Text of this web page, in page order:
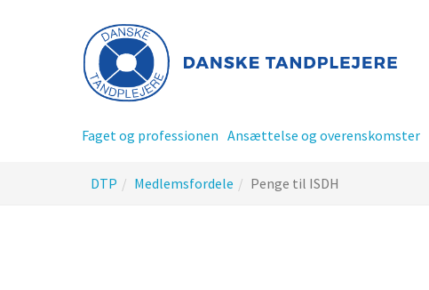
Faget og professionen Ansættelse og overenskomster
er
DTP Medlemsfordele Penge til ISDH